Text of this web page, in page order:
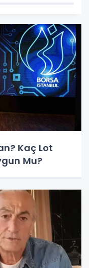
Kaç Lot
Mu?